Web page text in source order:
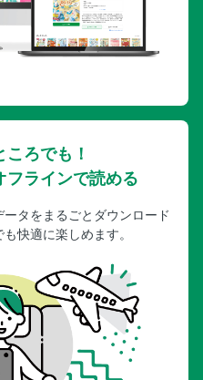
ろでも！
フラインで読める
タをまるごとダウンロード
快適に楽しめます。